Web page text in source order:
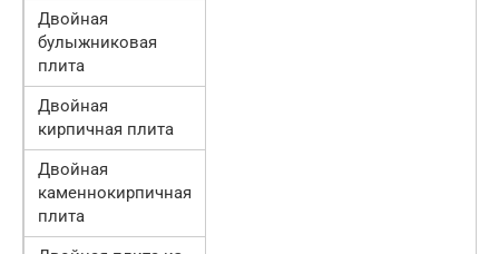
Двойная
булыжниковая
плита
Двойная
кирпичная плита
Двойная
каменнокирпичная
плита